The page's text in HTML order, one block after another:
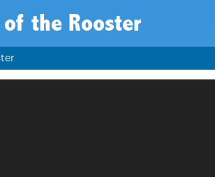
of the Rooster